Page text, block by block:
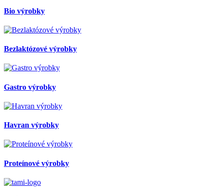
Bio výrobky
Bezlaktózové výrobky
Gastro výrobky
Havran výrobky
Proteínové výrobky